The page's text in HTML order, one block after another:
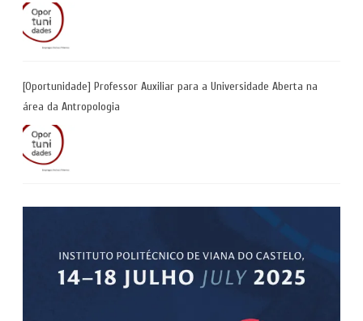
[Oportunidade] Professor Auxiliar para a Universidade Aberta na
área da Antropologia